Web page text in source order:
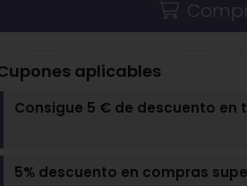
aplicables
Consigue 5 € de descuento en
5% descuento en compras